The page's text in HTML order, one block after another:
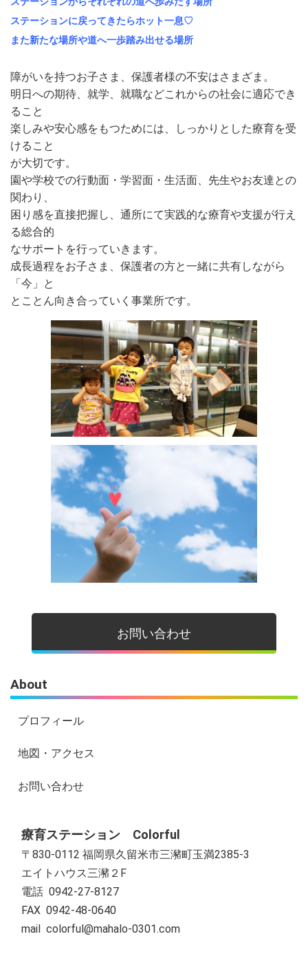
2023年度 事業所評価を掲載いたしました
プンします。
2023.03.14
ホームページが公開しました。
ステーションに戻ってきたらホット一息♡
また新たな場所や道へ一歩踏み出せる場所
障がいを持つお子さま、保護者様の不安はさまざま。
明日への期待、就学、就職などこれからの社会に適応でき
ること
楽しみや安心感をもつためには、しっかりとした療育を受
けること
が大切です。
園や学校での行動面・学習面・生活面 、先生やお友達との
関わり、
困り感を直接把握し、通所にて実践的な療育や支援が行え
る総合的
なサポートを行っていきます。
成長過程をお子さま、保護者の方と一緒に共有しながら
「今」と
とことん向き合っていく事業所です。
お問い合わせ
About
プロフィール
地図・アクセス
お問い合わせ
療育ステーション Colorful
〒830-0112 福岡県久留米市三瀦町玉満2385-3
エイトハウス三瀦２F
電話 0942-27-8127
FAX 0942-48-0640
mail colorful@mahalo-0301.com